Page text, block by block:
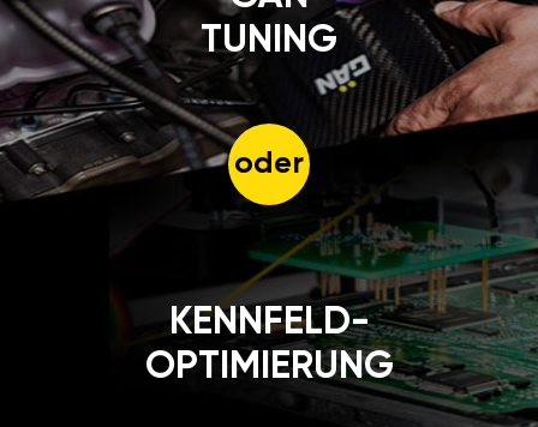
TUNING
oder
KENNFELD-
OPTIMIERUNG